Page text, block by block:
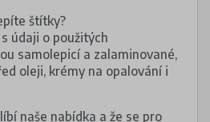
štítky?
údaji o použitých
samolepicí a zalaminované,
oleji, krémy na opalování i
naše nabídka a že se pro